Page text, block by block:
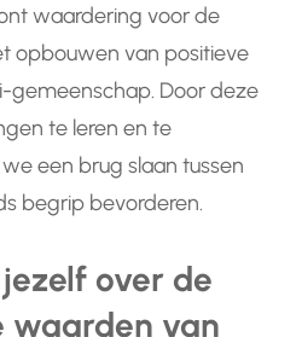
waardering voor de
opbouwen van positieve
gemeenschap. Door deze
te leren en te
een brug slaan tussen
begrip bevorderen.
over de
waarden van